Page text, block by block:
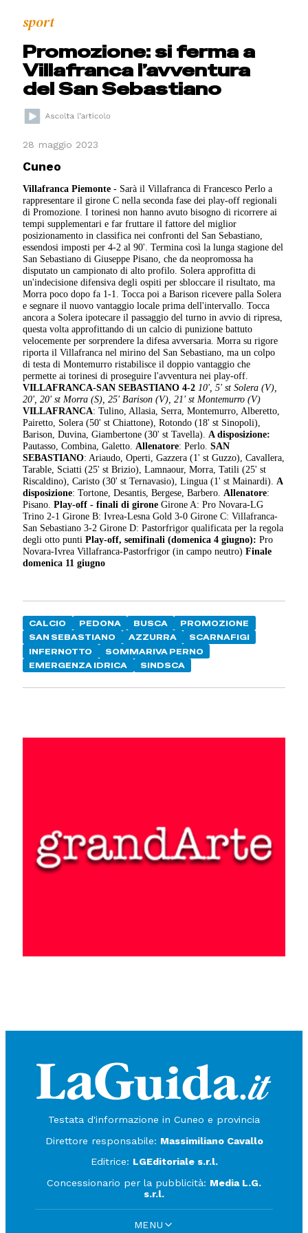
sport
Promozione: si ferma a
Villafranca l’avventura
del San Sebastiano
28 maggio 2023
Cuneo
Villafranca Piemonte - Sarà il Villafranca di Francesco Perlo a
rappresentare il girone C nella seconda fase dei play-off regionali
di Promozione. I torinesi non hanno avuto bisogno di ricorrere ai
tempi supplementari e far fruttare il fattore del miglior
posizionamento in classifica nei confronti del San Sebastiano,
essendosi imposti per 4-2 al 90'. Termina così la lunga stagione del
San Sebastiano di Giuseppe Pisano, che da neopromossa ha
disputato un campionato di alto profilo. Solera approfitta di
un'indecisione difensiva degli ospiti per sbloccare il risultato, ma
Morra poco dopo fa 1-1. Tocca poi a Barison ricevere palla Solera
e segnare il nuovo vantaggio locale prima dell'intervallo. Tocca
ancora a Solera ipotecare il passaggio del turno in avvio di ripresa,
questa volta approfittando di un calcio di punizione battuto
velocemente per sorprendere la difesa avversaria. Morra su rigore
riporta il Villafranca nel mirino del San Sebastiano, ma un colpo
di testa di Montemurro ristabilisce il doppio vantaggio che
permette ai torinesi di proseguire l'avventura nei play-off.
VILLAFRANCA-SAN SEBASTIANO 4-2 10', 5' st Solera (V),
20', 20' st Morra (S), 25' Barison (V), 21' st Montemurro (V)
VILLAFRANCA: Tulino, Allasia, Serra, Montemurro, Alberetto,
Pairetto, Solera (50' st Chiattone), Rotondo (18' st Sinopoli),
Barison, Duvina, Giambertone (30' st Tavella). A disposizione:
Pautasso, Combina, Galetto. Allenatore: Perlo.SAN
SEBASTIANO: Ariaudo, Operti, Gazzera (1' st Guzzo), Cavallera,
Tarable, Sciatti (25' st Brizio), Lamnaour, Morra, Tatili (25' st
Riscaldino), Caristo (30' st Ternavasio), Lingua (1' st Mainardi). A
disposizione: Tortone, Desantis, Bergese, Barbero. Allenatore:
Pisano.Play-off - finali di girone Girone A: Pro Novara-LG
Trino 2-1 Girone B: Ivrea-Lesna Gold 3-0 Girone C: Villafranca-
San Sebastiano 3-2 Girone D: Pastorfrigor qualificata per la regola
degli otto puntiPlay-off, semifinali (domenica 4 giugno): Pro
Novara-Ivrea Villafranca-Pastorfrigor (in campo neutro)Finale
domenica 11 giugno
CALCIO PEDONA BUSCA
PROMOZIONE
SAN SEBASTIANO
AZZURRA
SCARNAFIGI
INFERNOTTO
SOMMARIVA PERNO
EMERGENZA IDRICA
SINDSCA
Testata d'informazione in Cuneo e provincia
Direttore responsabile: Massimiliano Cavallo
Editrice: LGEditoriale s.r.l.
Concessionario per la pubblicità: Media L.G.
s.r.l.
MENU